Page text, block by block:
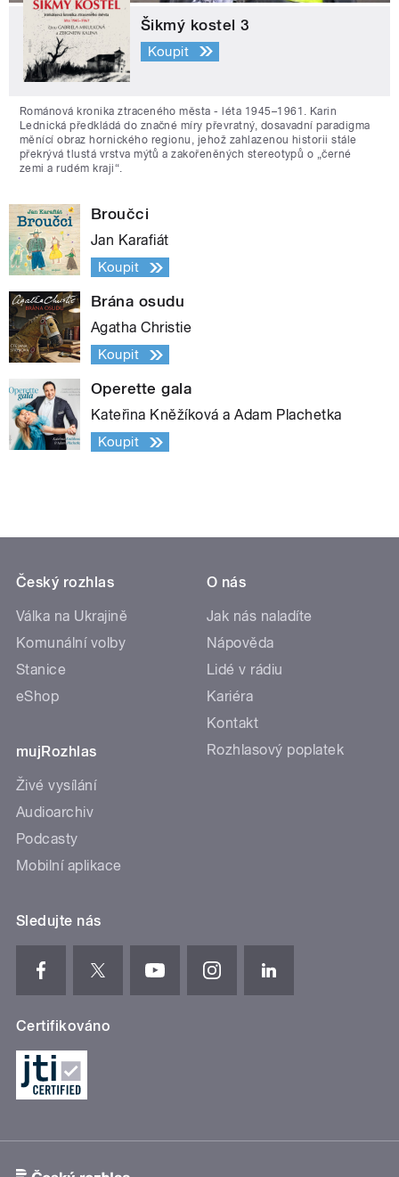
Šikmý kostel 3
Koupit
Románová kronika ztraceného města - léta 1945–1961. Karin
Lednická předkládá do značné míry převratný, dosavadní paradigma
měnící obraz hornického regionu, jehož zahlazenou historii stále
překrývá tlustá vrstva mýtů a zakořeněných stereotypů o „černé
zemi a rudém kraji“.
Broučci
Jan Karafiát
Koupit
Brána osudu
Agatha Christie
Koupit
Operette gala
Kateřina Kněžíková a Adam Plachetka
Koupit
Český rozhlas
Válka na Ukrajině
Komunální volby
Stanice
eShop
mujRozhlas
Živé vysílání
Audioarchiv
Podcasty
Mobilní aplikace
O nás
Jak nás naladíte
Nápověda
Lidé v rádiu
Kariéra
Kontakt
Rozhlasový poplatek
Sledujte nás
Certifikováno